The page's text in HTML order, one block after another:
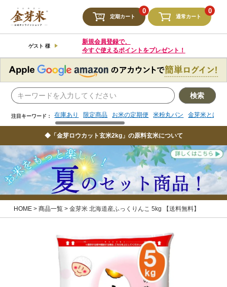
定期カート
0
通常カート
0
ゲスト 様
新規会員登録で、
今すぐ使えるポイントをプレゼント！
検索
注目キーワード： 在庫あり 限定商品 お米の定期便 米粉丸パン 金芽米とは
注目キーワード： 限定商品 お米の定期便 米粉丸パン 金芽米とは
◆「金芽ロウカット玄米2kg」の原料玄米について
HOME 商品一覧 金芽米 北海道産ふっくりんこ 5kg 【送料無料】